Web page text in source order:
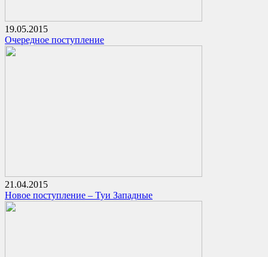
19.05.2015
Очередное поступление
21.04.2015
Новое поступление – Туи Западные